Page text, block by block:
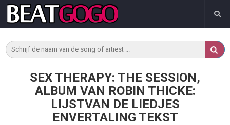
SEX THERAPY: THE SESSION,
ALBUM VAN ROBIN THICKE:
LIJSTVAN DE LIEDJES
ENVERTALING TEKST